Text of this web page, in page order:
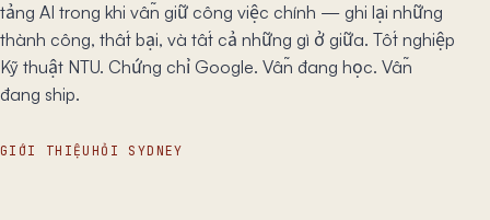
tảng AI trong khi vẫn giữ công việc chính — ghi lại những
thành công, thất bại, và tất cả những gì ở giữa. Tốt nghiệp
Kỹ thuật NTU. Chứng chỉ Google. Vẫn đang học. Vẫn
đang ship.
GIỚI THIỆU HỎI SYDNEY